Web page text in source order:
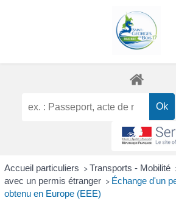
Accueil particuliers > Transports - Mobilité
avec un permis étranger > Échange d'un
obtenu en Europe (EEE)